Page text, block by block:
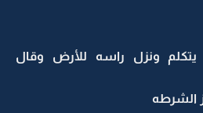
ونزل راسه للأرض وقال
الشرطه